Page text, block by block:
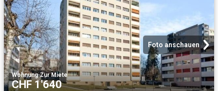
Foto anschauen
Wohnung·Zur Miete
CHF 1'640